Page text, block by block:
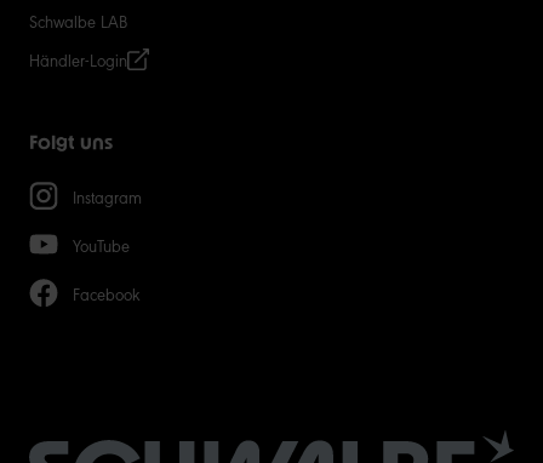
Schwalbe LAB
Händler-Login
Folgt uns
Instagram
YouTube
Facebook